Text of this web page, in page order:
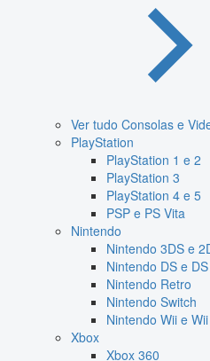
Ver tudo Consolas e
PlayStation
PlayStation 1 e 2
PlayStation 3
PlayStation 4 e 5
PSP e PS Vita
Nintendo
Nintendo 3DS e
Nintendo DS e
Nintendo Retro
Nintendo Switch
Nintendo Wii e
Xbox
Xbox 360